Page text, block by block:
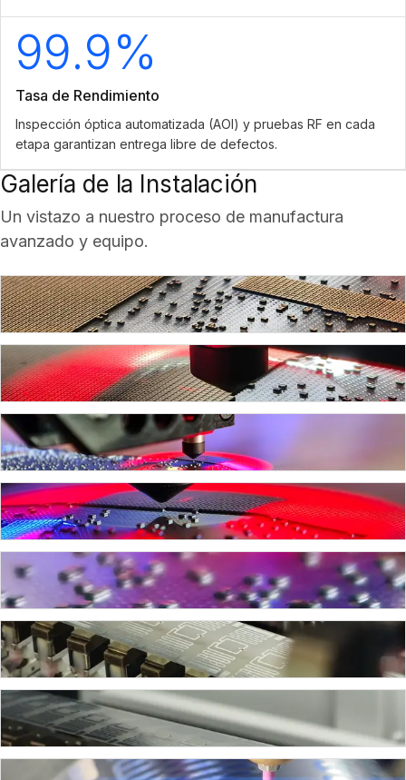
99.9%
Tasa de Rendimiento
Inspección óptica automatizada (AOI) y pruebas RF en cada
etapa garantizan entrega libre de defectos.
Galería de la Instalación
Un vistazo a nuestro proceso de manufactura
avanzado y equipo.